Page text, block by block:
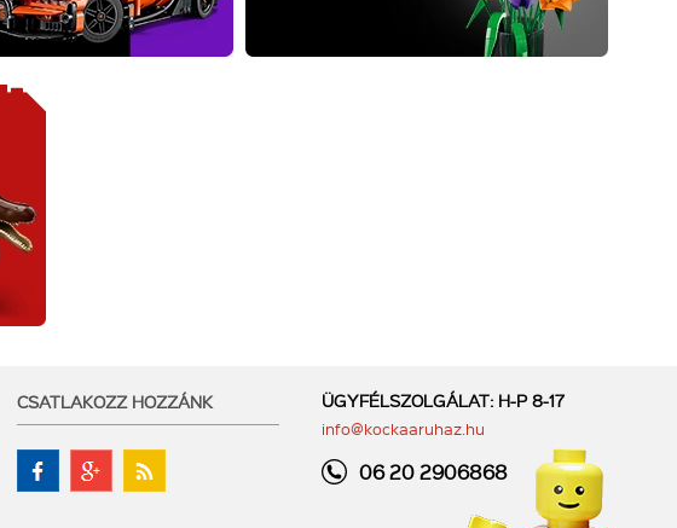
CSATLAKOZZ HOZZÁNK ÜGYFÉLSZOLGÁLAT: H-P 8-17
info@kockaaruhaz.hu
06 20 2906868